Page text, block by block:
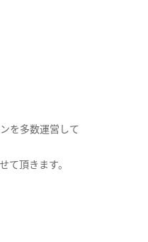
を多数運営して
て頂きます。